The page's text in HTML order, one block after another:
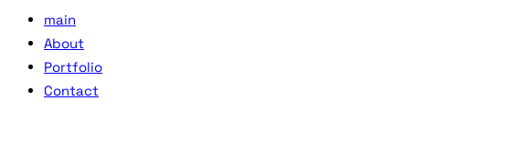
main
About
Portfolio
Contact